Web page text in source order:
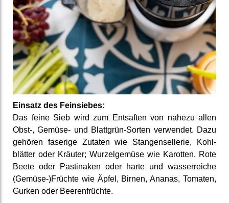
Einsatz des Fein­siebes:
Das feine Sieb wird zum Entsaften von nahezu allen
Obst-, Gemüse- und Blattgrün-Sorten ver­wendet. Dazu
gehören faserige Zutaten wie Stangen­sellerie, Kohl­
blätter oder Kräuter; Wurzel­gemüse wie Karotten, Rote
Beete oder Pastinaken oder harte und wasser­reiche
(Gemüse-)Früchte wie Äpfel, Birnen, Ananas, Tomaten,
Gurken oder Beeren­früchte.